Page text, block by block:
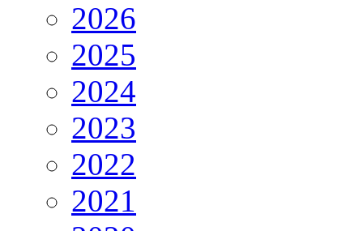
2026
2025
2024
2023
2022
2021